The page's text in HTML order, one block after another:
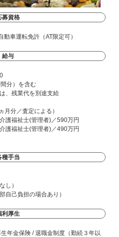
募資格
動車運転免許（AT限定可）
給与
分）を含む
、残業代を別途支給
分／査定による）
護福祉士(管理者)／590万円
祉士(管理者)／490万円
種手当
し）
自己負担の場合あり）
利厚生
年金保険 / 退職金制度（勤続３年以